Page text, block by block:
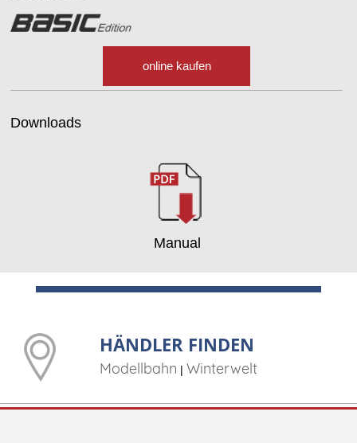
online kaufen
Downloads
Manual
HÄNDLER FINDEN
Modellbahn | Winterwelt